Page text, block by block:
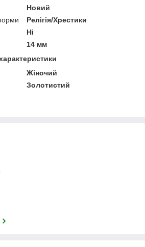
Новий
Релігія/Хрестики
Ні
14 мм
Жіночий
Золотистий